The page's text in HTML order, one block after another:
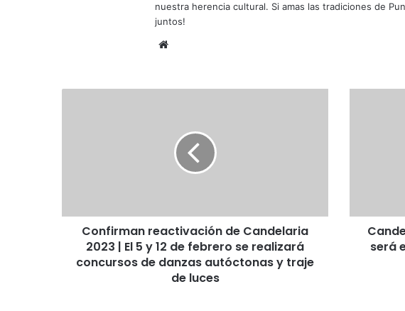
nuestra herencia cultural. Si amas las tradiciones de
juntos!
n
Confirman reactivación de Candelaria
2023 | El 5 y 12 de febrero se realizará
concursos de danzas autóctonas y traje
de luces
i
será